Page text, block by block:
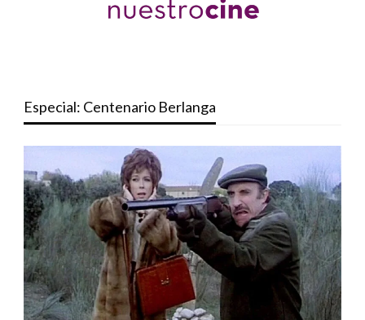
Especial: Centenario Berlanga